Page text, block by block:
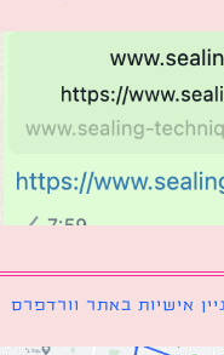
באתר וורדפרס